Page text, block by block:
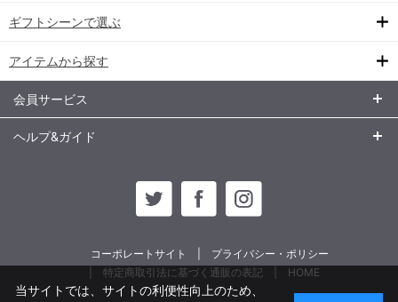
ギフトシーンで選ぶ
アイテムから探す
会員サービス
ヘルプ&ガイド
コーポレートサイト
プライバシー・ポリシー
特定商取引法に基づく通販の表記
HOME
当サイトでは、サイトの利便性向上のため、